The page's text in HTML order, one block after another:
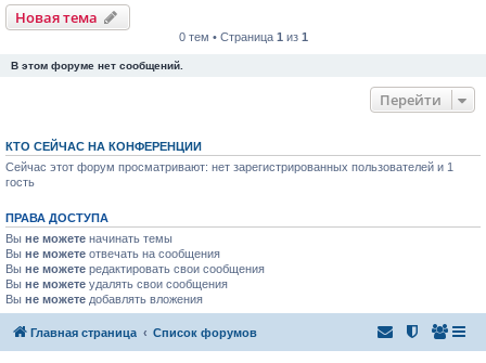
Новая тема
0 тем • Страница 1 из 1
В этом форуме нет сообщений.
Перейти
КТО СЕЙЧАС НА КОНФЕРЕНЦИИ
Сейчас этот форум просматривают: нет зарегистрированных пользователей и 1
гость
ПРАВА ДОСТУПА
Вы не можете начинать темы
Вы не можете отвечать на сообщения
Вы не можете редактировать свои сообщения
Вы не можете удалять свои сообщения
Вы не можете добавлять вложения
Главная страница Список форумов